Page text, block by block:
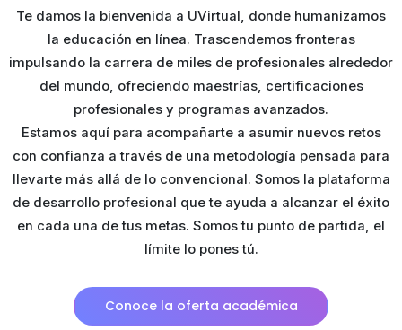
Te damos la bienvenida a UVirtual, donde humanizamos
la educación en línea. Trascendemos fronteras
impulsando la carrera de miles de profesionales alrededor
del mundo, ofreciendo maestrías, certificaciones
profesionales y programas avanzados.
Estamos aquí para acompañarte a asumir nuevos retos
con confianza a través de una metodología pensada para
llevarte más allá de lo convencional. Somos la plataforma
de desarrollo profesional que te ayuda a alcanzar el éxito
en cada una de tus metas. Somos tu punto de partida, el
límite lo pones tú.
Conoce la oferta académica